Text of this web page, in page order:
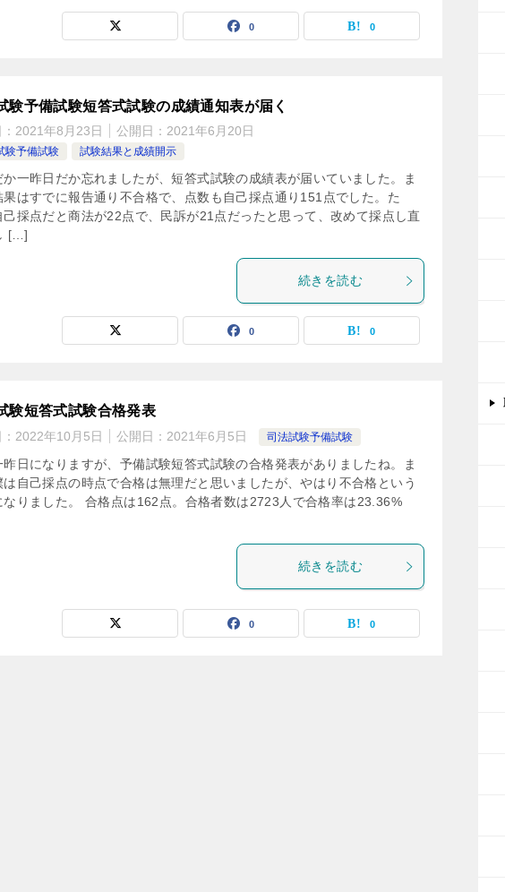
0 0
験予備試験短答式試験の成績通知表が届く
2021年8月23日 公開日： 2021年6月20日
験予備試験 試験結果と成績開示
か一昨日だか忘れましたが、短答式試験の成績表が届いていました。ま
果はすでに報告通り不合格で、点数も自己採点通り151点でした。た
己採点だと商法が22点で、民訴が21点だったと思って、改めて採点し直
[…]
続きを読む
0 0
験短答式試験合格発表
2022年10月5日 公開日： 2021年6月5日 司法試験予備試験
昨日になりますが、予備試験短答式試験の合格発表がありましたね。ま
は自己採点の時点で合格は無理だと思いましたが、やはり不合格という
なりました。 合格点は162点。合格者数は2723人で合格率は23.36%
続きを読む
0 0